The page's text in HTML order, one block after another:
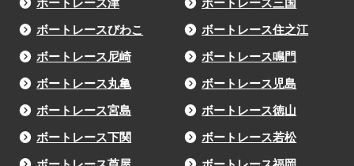
ボートレースびわこ
ボートレース住之江
ボートレース尼崎
ボートレース鳴門
ボートレース丸亀
ボートレース児島
ボートレース宮島
ボートレース徳山
ボートレース下関
ボートレース若松